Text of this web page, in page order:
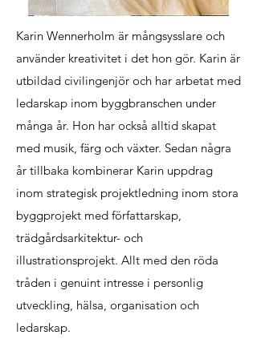
Karin Wennerholm är mångsysslare och
använder kreativitet i det hon gör. Karin är
utbildad civilingenjör och har arbetat med
ledarskap inom byggbranschen under
många år. Hon har också alltid skapat
med musik, färg och växter. Sedan några
år tillbaka kombinerar Karin uppdrag
inom strategisk projektledning inom stora
byggprojekt med författarskap,
trädgårdsarkitektur- och
illustrationsprojekt. Allt med den röda
tråden i genuint intresse i personlig
utveckling, hälsa, organisation och
ledarskap.